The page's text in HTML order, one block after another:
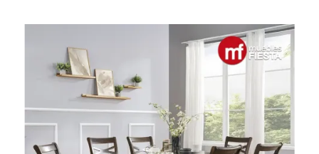
images
gallery